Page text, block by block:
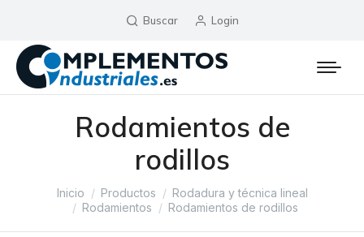
Buscar Login
Rodamientos de
rodillos
Estás aquí:
Inicio Productos
Rodadura y técnica lineal
Rodamientos
Rodamientos de rodillos